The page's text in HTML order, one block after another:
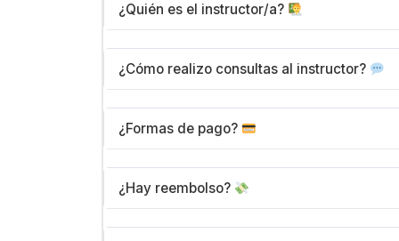
está disponible en la plataforma. No
¿Quién es el instructor/a?
completa del instructor en la página del
¿Cómo realizo consultas al instructor?
Respuestas. Por último, dependiendo
¿Formas de pago?
procesamiento es rápido y tu acceso se
¿Hay reembolso?